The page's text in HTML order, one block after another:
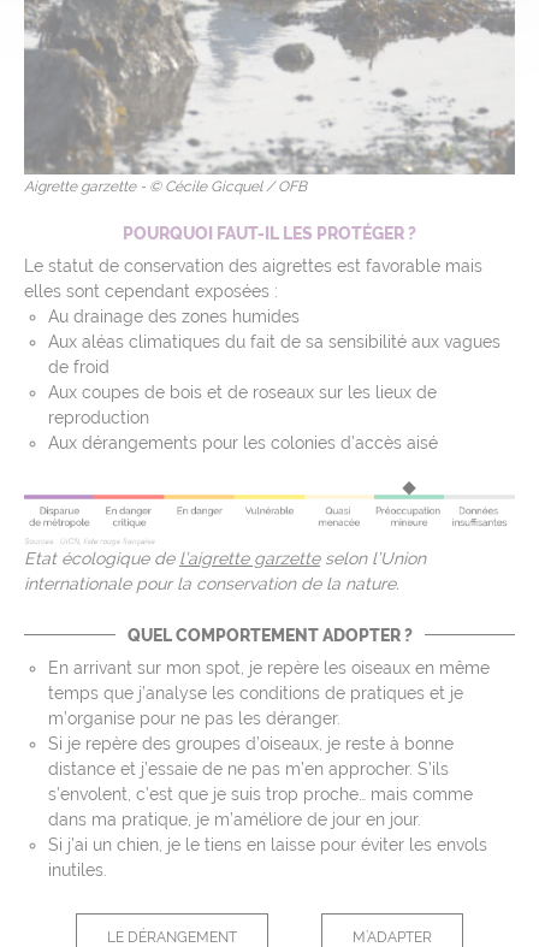
Aigrette garzette - © Cécile Gicquel / OFB
POURQUOI FAUT-IL LES PROTÉGER ?
Le statut de conservation des aigrettes est favorable mais
elles sont cependant exposées :
Au drainage des zones humides
Aux aléas climatiques du fait de sa sensibilité aux vagues
de froid
Aux coupes de bois et de roseaux sur les lieux de
reproduction
Aux dérangements pour les colonies d’accès aisé
Etat écologique de l’aigrette garzetteselon l’Union
internationale pour la conservation de la nature.
QUEL COMPORTEMENT ADOPTER ?
En arrivant sur mon spot, je repère les oiseaux en même
temps que j’analyse les conditions de pratiques et je
m’organise pour ne pas les déranger.
Si je repère des groupes d’oiseaux, je reste à bonne
distance et j’essaie de ne pas m’en approcher. S’ils
s’envolent, c’est que je suis trop proche… mais comme
dans ma pratique, je m’améliore de jour en jour.
Si j’ai un chien, je le tiens en laisse pour éviter les envols
inutiles.
LE DÉRANGEMENT M’ADAPTER